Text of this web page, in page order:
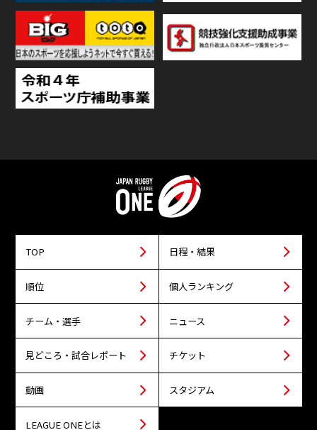
TOP 日程・結果
順位 個人ランキング
チーム・選手 ニュース
見どころ・試合レポート チケット
動画 スタジアム
LEAGUE ONEとは